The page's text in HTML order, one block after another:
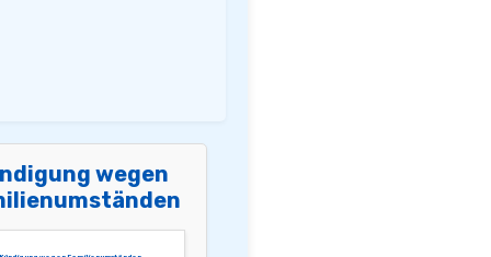
wegen